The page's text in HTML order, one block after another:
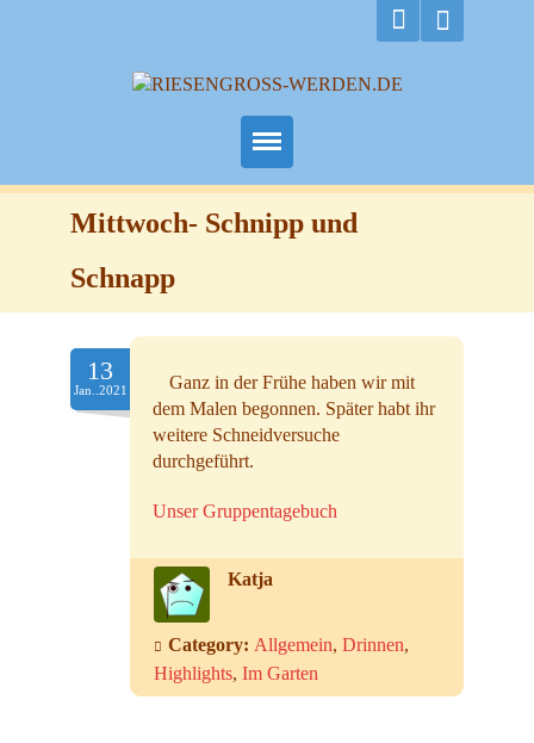
Kontakt
Mittwoch- Schnipp und
Schnapp
13
Jan..2021
Ganz in der Frühe haben wir mit
dem Malen begonnen. Später habt ihr
weitere Schneidversuche
durchgeführt.
Unser Gruppentagebuch
Katja
Category: Allgemein, Drinnen,
Highlights, Im Garten